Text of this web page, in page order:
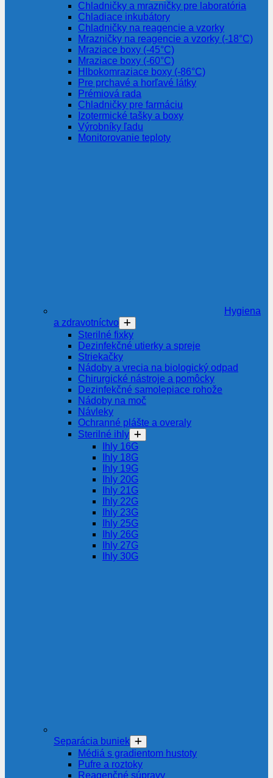
Chladničky a mrazničky pre laboratória
Chladiace inkubátory
Chladničky na reagencie a vzorky
Mrazničky na reagencie a vzorky (-18°C)
Mraziace boxy (-45°C)
Mraziace boxy (-60°C)
Hlbokomraziace boxy (-86°C)
Pre prchavé a horľavé látky
Prémiová rada
Chladničky pre farmáciu
Izotermické tašky a boxy
Výrobníky ľadu
Monitorovanie teploty
Hygiena
a zdravotníctvo
Sterilné fixky
Dezinfekčné utierky a spreje
Striekačky
Nádoby a vrecia na biologický odpad
Chirurgické nástroje a pomôcky
Dezinfekčné samolepiace rohože
Nádoby na moč
Návleky
Ochranné plášte a overaly
Sterilné ihly
Ihly 16G
Ihly 18G
Ihly 19G
Ihly 20G
Ihly 21G
Ihly 22G
Ihly 23G
Ihly 25G
Ihly 26G
Ihly 27G
Ihly 30G
Separácia buniek
Médiá s gradientom hustoty
Pufre a roztoky
Reagenčné súpravy